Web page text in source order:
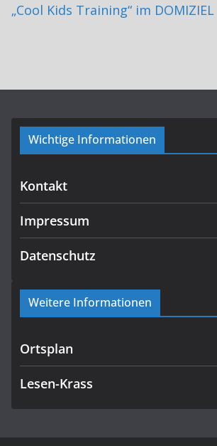
„Cool Kids Training“ im DOMIZIEL
Wichtige Informationen
Kontakt
Impressum
Datenschutz
Weitere Informationen
Ortsplan
Lesen-Krass